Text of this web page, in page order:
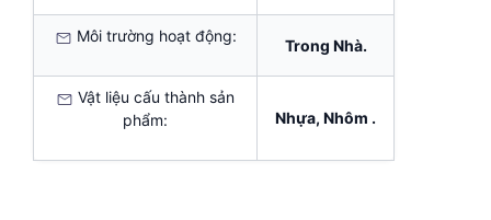
Môi trường hoạt động:
Trong Nhà.
Vật liệu cấu thành sản
phẩm:
Nhựa, Nhôm .